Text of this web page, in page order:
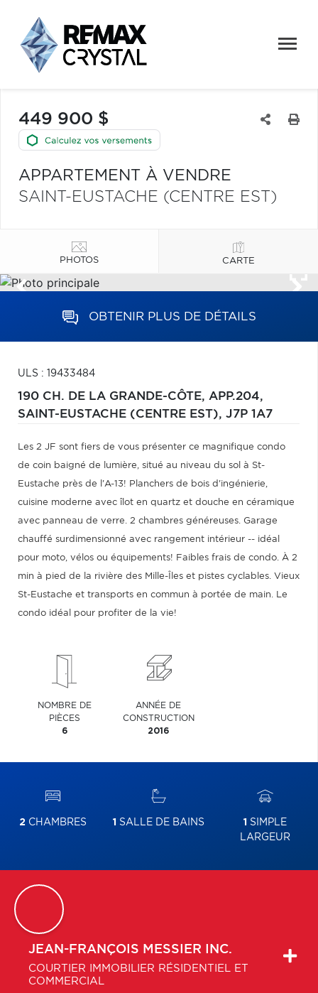
449 900 $
APPARTEMENT À VENDRE
SAINT-EUSTACHE (CENTRE EST)
PHOTOS CARTE
OBTENIR PLUS DE DÉTAILS
ULS : 19433484
190 CH. DE LA GRANDE-CÔTE, APP.204,
SAINT-EUSTACHE (CENTRE EST), J7P 1A7
Les 2 JF sont fiers de vous présenter ce magnifique condo
de coin baigné de lumière, situé au niveau du sol à St-
Eustache près de l'A-13! Planchers de bois d'ingénierie,
cuisine moderne avec îlot en quartz et douche en céramique
avec panneau de verre. 2 chambres généreuses. Garage
chauffé surdimensionné avec rangement intérieur -- idéal
pour moto, vélos ou équipements! Faibles frais de condo. À 2
min à pied de la rivière des Mille-Îles et pistes cyclables. Vieux
St-Eustache et transports en commun à portée de main. Le
condo idéal pour profiter de la vie!
NOMBRE DE
PIÈCES
6
ANNÉE DE
CONSTRUCTION
2016
2 CHAMBRES 1 SALLE DE BAINS 1 SIMPLE
LARGEUR
JEAN-FRANÇOIS MESSIER INC.
COURTIER IMMOBILIER RÉSIDENTIEL ET
COMMERCIAL